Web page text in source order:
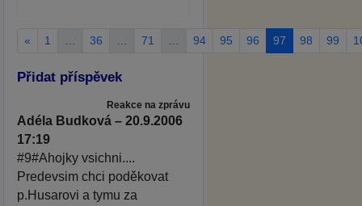
« 1 … 36 … 71 … 94 95 96 97 98 99
Přidat příspěvek
Reakce na zprávu
Adéla Budková – 20.9.2006
17:19
#9#Ahojky vsichni....
Predevsim chci poděkovat
p.Husarovi a tymu za